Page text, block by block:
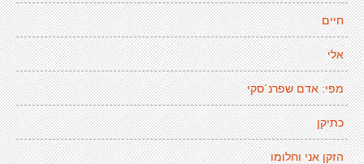
חיים
אלי
מפי: אדם שפרנ´סקי
כתיקן
הזקן אני וחלומו